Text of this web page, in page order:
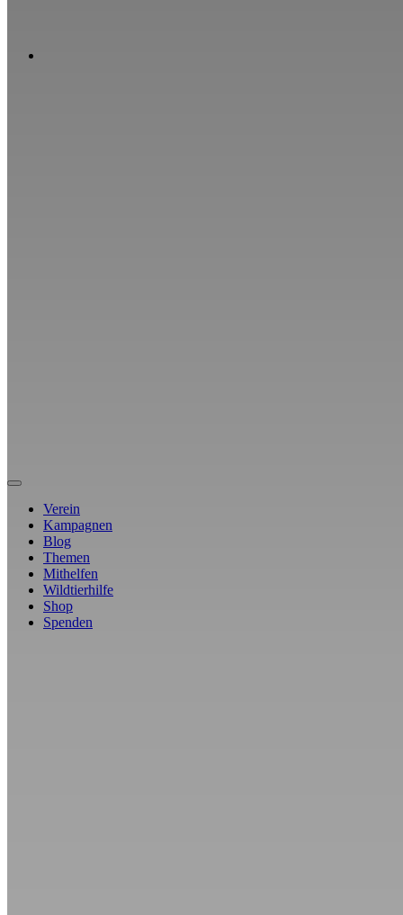
Verein
Kampagnen
Blog
Themen
Mithelfen
Wildtierhilfe
Shop
Spenden